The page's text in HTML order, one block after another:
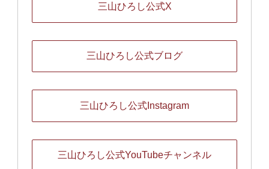
三山ひろし公式X
三山ひろし公式ブログ
三山ひろし公式Instagram
三山ひろし公式YouTubeチャンネル